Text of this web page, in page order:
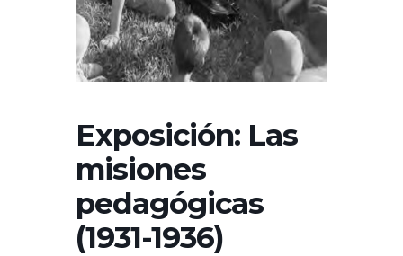
Exposición: Las
misiones
pedagógicas
(1931-1936)